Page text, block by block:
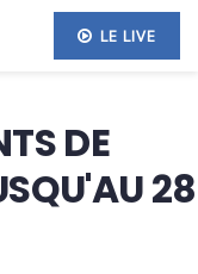
LE LIVE
DE
28